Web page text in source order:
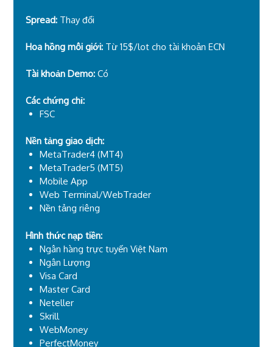
Spread: Thay đổi
Hoa hồng môi giới: Từ 15$/lot cho tài khoản ECN
Tài khoản Demo: Có
Các chứng chỉ:
FSC
Nền tảng giao dịch:
MetaTrader4 (MT4)
MetaTrader5 (MT5)
Mobile App
Web Terminal/WebTrader
Nền tảng riêng
Hình thức nạp tiền:
Ngân hàng trực tuyến Việt Nam
Ngân Lượng
Visa Card
Master Card
Neteller
Skrill
WebMoney
PerfectMoney